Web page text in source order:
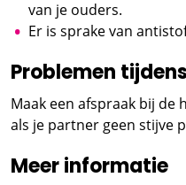
van je ouders.
Er is sprake van
Problemen
Maak een afspraak bij de
als je partner geen stijve
Meer informatie